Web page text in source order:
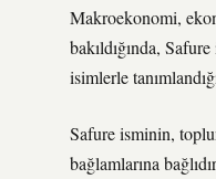
Makroekonomi,
bakıldığında,
isimlerle
Safure isminin,
bağlamlarına